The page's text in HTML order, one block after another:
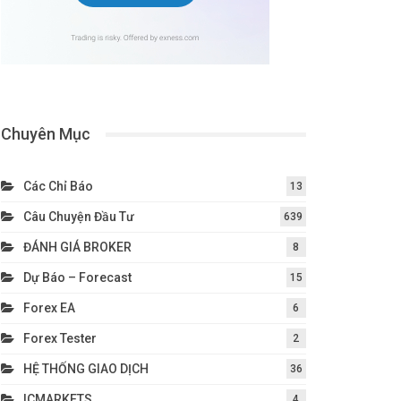
Chuyên Mục
Các Chỉ Báo 13
Câu Chuyện Đầu Tư 639
ĐÁNH GIÁ BROKER 8
Dự Báo – Forecast 15
Forex EA 6
Forex Tester 2
HỆ THỐNG GIAO DỊCH 36